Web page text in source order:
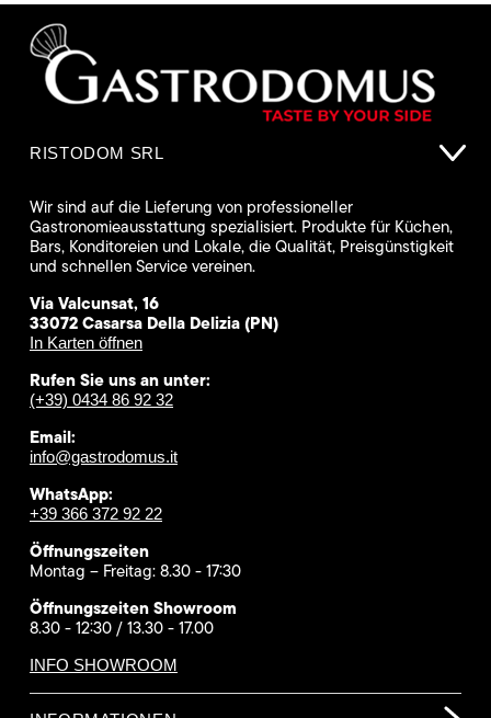
RISTODOM SRL
Wir sind auf die Lieferung von professioneller
Gastronomieausstattung spezialisiert. Produkte für Küchen,
Bars, Konditoreien und Lokale, die Qualität, Preisgünstigkeit
und schnellen Service vereinen.
Via Valcunsat, 16
33072 Casarsa Della Delizia (PN)
In Karten öffnen
Rufen Sie uns an unter:
(+39) 0434 86 92 32
Email:
info@gastrodomus.it
WhatsApp:
+39 366 372 92 22
Öffnungszeiten
Montag – Freitag: 8.30 - 17:30
Öffnungszeiten Showroom
8.30 - 12:30 / 13.30 - 17.00
INFO SHOWROOM